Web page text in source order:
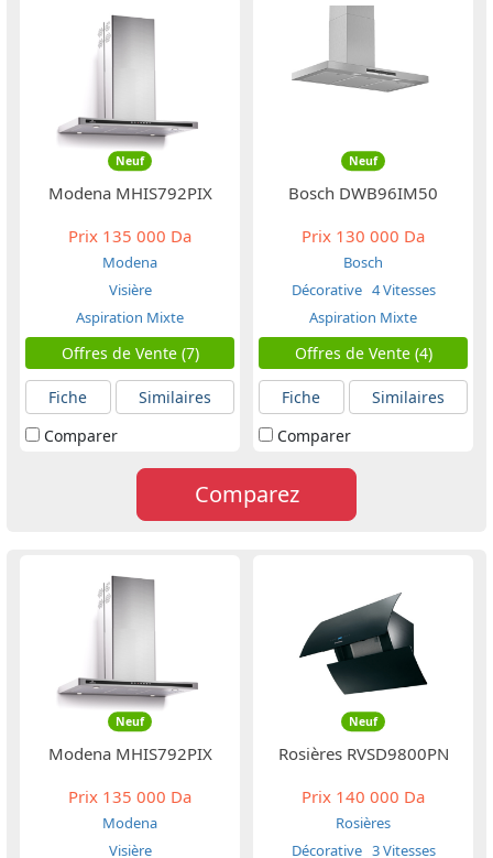
Neuf
Modena MHIS792PIX
Prix 135 000 Da
Modena
Visière
Aspiration Mixte
Offres de Vente (7)
Fiche
Similaires
Comparer
Neuf
Bosch DWB96IM50
Prix 130 000 Da
Bosch
Décorative 4 Vitesses
Aspiration Mixte
Offres de Vente (4)
Fiche
Similaires
Comparer
Comparez
Neuf
Modena MHIS792PIX
Prix 135 000 Da
Modena
Visière
Neuf
Rosières RVSD9800PN
Prix 140 000 Da
Rosières
Décorative 3 Vitesses